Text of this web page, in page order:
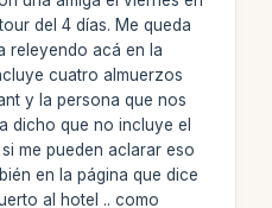
del 4 días. Me queda
releyendo acá en la
cuatro almuerzos
y la persona que nos
dicho que no incluye el
me pueden aclarar eso
en la página que dice
al hotel .. como